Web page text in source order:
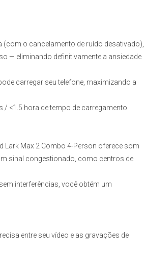
o cancelamento de ruído desativado),
— eliminando definitivamente a ansiedade
carregar seu telefone, maximizando a
<1.5 hora de tempo de carregamento.
Lark Max 2 Combo 4-Person oferece som
sinal congestionado, como centros de
interferências, você obtém um
entre seu vídeo e as gravações de